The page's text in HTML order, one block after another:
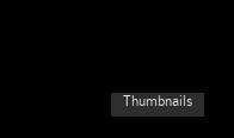
Thumbnails